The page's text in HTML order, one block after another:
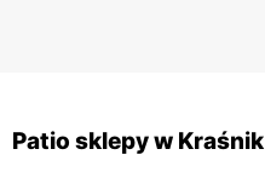
Patio sklepy w Kraśnik